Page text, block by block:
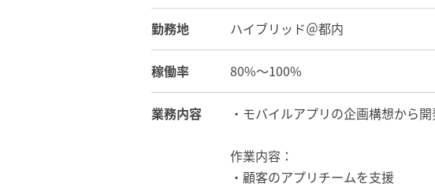
勤務地 ハイブリッド＠都内
稼働率 80%〜100%
業務内容 ・モバイルアプリの企画構想から
作業内容：
・顧客のアプリチームを支援